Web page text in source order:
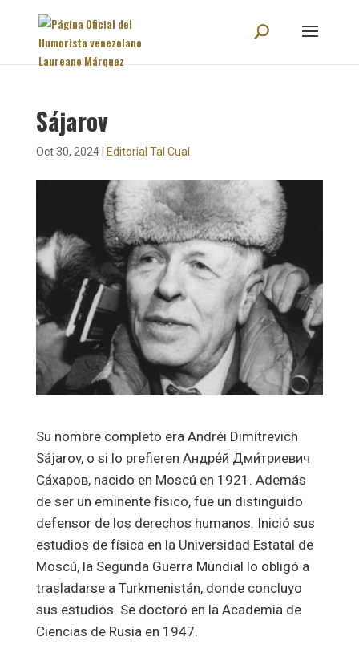
Sájarov
Oct 30, 2024| Editorial Tal Cual
Su nombre completo era Andréi Dimítrevich
Sájarov, o si lo prefieren Андре́й Дми́триевич
Са́харов, nacido en Moscú en 1921. Además
de ser un eminente físico, fue un distinguido
defensor de los derechos humanos. Inició sus
estudios de física en la Universidad Estatal de
Moscú, la Segunda Guerra Mundial lo obligó a
trasladarse a Turkmenistán, donde concluyo
sus estudios. Se doctoró en la Academia de
Ciencias de Rusia en 1947.